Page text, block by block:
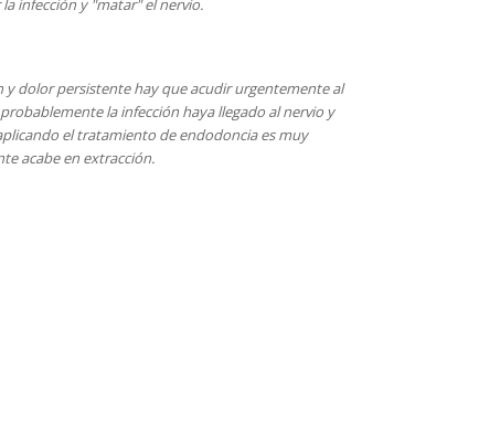
infección y "matar" el nervio.
y dolor persistente hay que acudir urgentemente al
la infección haya llegado al nervio y
el tratamiento de endodoncia es muy
acabe en extracción.